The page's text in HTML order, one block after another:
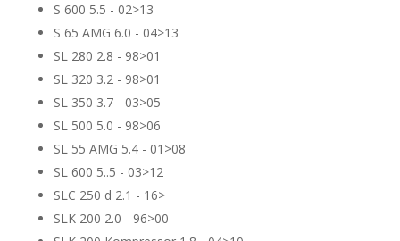
S 600 5.5 - 02>13
S 65 AMG 6.0 - 04>13
SL 280 2.8 - 98>01
SL 320 3.2 - 98>01
SL 350 3.7 - 03>05
SL 500 5.0 - 98>06
SL 55 AMG 5.4 - 01>08
SL 600 5..5 - 03>12
SLC 250 d 2.1 - 16>
SLK 200 2.0 - 96>00